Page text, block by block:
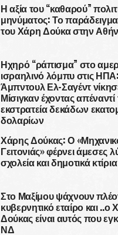
Η αξία του “καθαρού”
μηνύματος: Το παράδειγμα
του Χάρη Δούκα στην
Ηχηρό “ράπισμα” στο
ισραηλινό λόμπυ στις
Άμπντουλ Ελ-Σαγέντ
Μίσιγκαν έχοντας απέναντί
εκστρατεία δεκάδων
δολαρίων
Χάρης Δούκας: Ο
Γειτονιάς» φέρνει άμεσες
σχολεία και δημοτικά κτίρια
Στο Μαξίμου ψάχνουν
κυβερνητικό εταίρο και ..ο
Δούκας είναι αυτός που
ΝΔ